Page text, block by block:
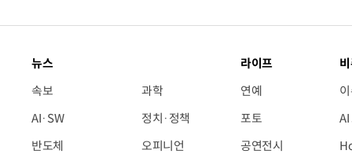
뉴스
속보
AI·SW
반도체
과학
정치·정책
오피니언
라이프
연예
포토
공연전시